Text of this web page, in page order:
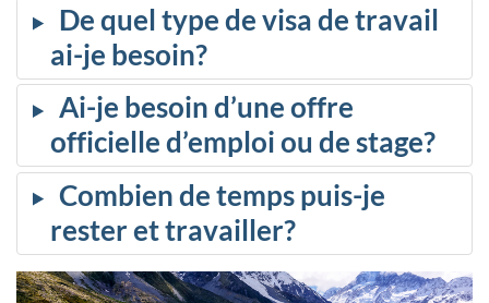
De quel type de visa de travail
ai-je besoin?
Ai-je besoin d’une offre
officielle d’emploi ou de stage?
Combien de temps puis-je
rester et travailler?